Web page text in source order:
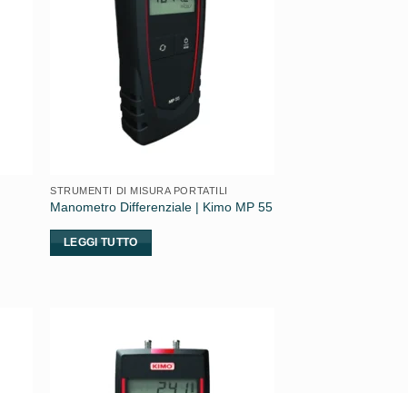
STRUMENTI DI MISURA PORTATILI
Manometro Differenziale | Kimo MP 55
LEGGI TUTTO